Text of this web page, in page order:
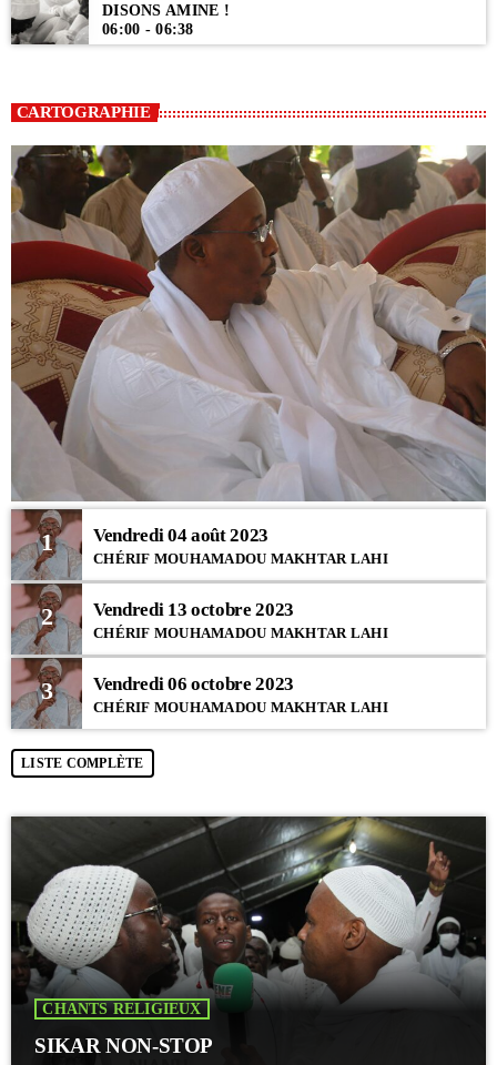
DISONS AMINE !
06:00 - 06:38
CARTOGRAPHIE
1 Vendredi 04 août 2023
CHÉRIF MOUHAMADOU MAKHTAR LAHI
2 Vendredi 13 octobre 2023
CHÉRIF MOUHAMADOU MAKHTAR LAHI
3 Vendredi 06 octobre 2023
CHÉRIF MOUHAMADOU MAKHTAR LAHI
LISTE COMPLÈTE
CHANTS RELIGIEUX
SIKAR NON-STOP